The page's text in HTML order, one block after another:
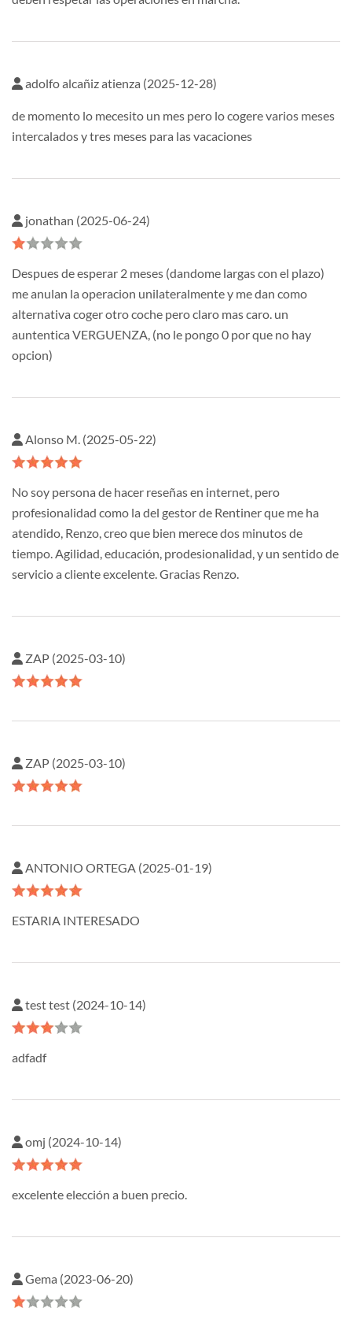
adolfo alcañiz atienza (2025-12-28)
de momento lo mecesito un mes pero lo cogere varios meses
intercalados y tres meses para las vacaciones
jonathan (2025-06-24)
Despues de esperar 2 meses (dandome largas con el plazo)
me anulan la operacion unilateralmente y me dan como
alternativa coger otro coche pero claro mas caro. un
auntentica VERGUENZA, (no le pongo 0 por que no hay
opcion)
Alonso M. (2025-05-22)
No soy persona de hacer reseñas en internet, pero
profesionalidad como la del gestor de Rentiner que me ha
atendido, Renzo, creo que bien merece dos minutos de
tiempo. Agilidad, educación, prodesionalidad, y un sentido de
servicio a cliente excelente. Gracias Renzo.
ZAP (2025-03-10)
ZAP (2025-03-10)
ANTONIO ORTEGA (2025-01-19)
ESTARIA INTERESADO
test test (2024-10-14)
adfadf
omj (2024-10-14)
excelente elección a buen precio.
Gema (2023-06-20)